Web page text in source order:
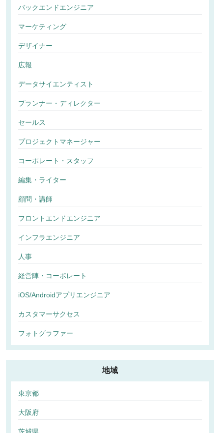
バックエンドエンジニア
マーケティング
デザイナー
広報
データサイエンティスト
プランナー・ディレクター
セールス
プロジェクトマネージャー
コーポレート・スタッフ
編集・ライター
顧問・講師
フロントエンドエンジニア
インフラエンジニア
人事
経営陣・コーポレート
iOS/Androidアプリエンジニア
カスタマーサクセス
フォトグラファー
地域
東京都
大阪府